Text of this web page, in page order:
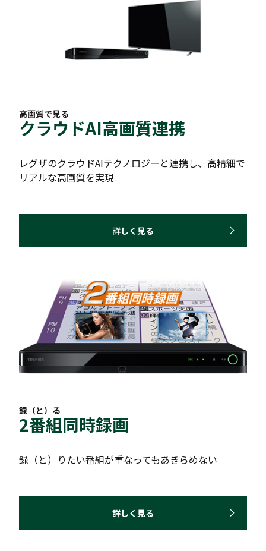
高画質で見る
クラウドAI高画質連携
レグザのクラウドAIテクノロジーと連携し、高精細で
リアルな高画質を実現
詳しく見る
録（と）る
2番組同時録画
録（と）りたい番組が重なってもあきらめない
詳しく見る